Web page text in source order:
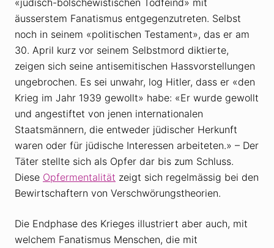
äusserstem Fanatismus entgegenzutreten. Selbst
noch in seinem «politischen Testament», das er am
30. April kurz vor seinem Selbstmord diktierte,
zeigen sich seine antisemitischen Hassvorstellungen
ungebrochen. Es sei unwahr, log Hitler, dass er «den
Krieg im Jahr 1939 gewollt» habe: «Er wurde gewollt
und angestiftet von jenen internationalen
Staatsmännern, die entweder jüdischer Herkunft
waren oder für jüdische Interessen arbeiteten.» – Der
Täter stellte sich als Opfer dar bis zum Schluss.
Diese Opfermentalität zeigt sich regelmässig bei den
Bewirtschaftern von Verschwörungstheorien.
Die Endphase des Krieges illustriert aber auch, mit
welchem Fanatismus Menschen, die mit